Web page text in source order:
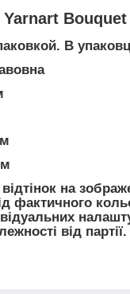
Yarnart Bouquet
В
на
фактичного
від партії.